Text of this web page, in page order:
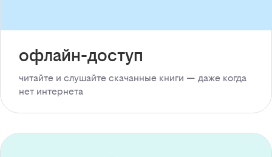
офлайн-доступ
читайте и слушайте скачанные книги — даже когда
нет интернета